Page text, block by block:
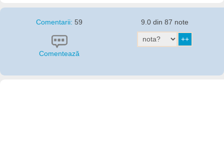
Comentarii:59
Comentează
9.0 din 87 note